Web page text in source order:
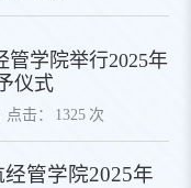
管学院举行2025年
仪式
点击： 1325 次
管学院2025年